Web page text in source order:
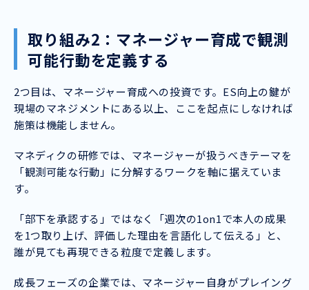
取り組み2：マネージャー育成で観測
可能行動を定義する
2つ目は、マネージャー育成への投資です。ES向上の鍵が
現場のマネジメントにある以上、ここを起点にしなければ
施策は機能しません。
マネディクの研修では、マネージャーが扱うべきテーマを
「観測可能な行動」に分解するワークを軸に据えていま
す。
「部下を承認する」ではなく「週次の1on1で本人の成果
を1つ取り上げ、評価した理由を言語化して伝える」と、
誰が見ても再現できる粒度で定義します。
成長フェーズの企業では、マネージャー自身がプレイング